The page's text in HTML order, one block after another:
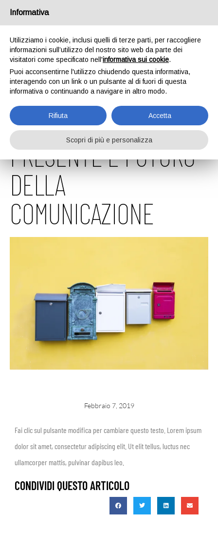
EMAIL MARKETING –
PRESENTE E FUTURO
DELLA
COMUNICAZIONE
Febbraio 7, 2019
Fai clic sul pulsante modifica per cambiare questo testo. Lorem ipsum
dolor sit amet, consectetur adipiscing elit. Ut elit tellus, luctus nec
ullamcorper mattis, pulvinar dapibus leo.
CONDIVIDI QUESTO ARTICOLO
Informativa
Utilizziamo i cookie, inclusi quelli di terze parti, per raccogliere
informazioni sull’utilizzo del nostro sito web da parte dei
visitatori come specificato nell'informativa sui cookie.
Puoi acconsentirne l'utilizzo chiudendo questa informativa,
interagendo con un link o un pulsante al di fuori di questa
informativa o continuando a navigare in altro modo.
Rifiuta Accetta
Scopri di più e personalizza